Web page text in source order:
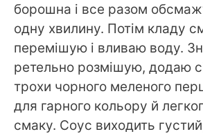
борошна і все разом
одну хвилину. Потім кладу
перемішую і вливаю воду.
ретельно розмішую, додаю
трохи чорного меленого
для гарного кольору й
смаку. Соус виходить